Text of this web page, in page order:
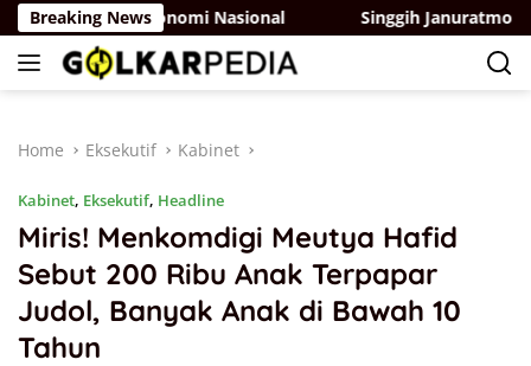
Skip
to
content
Breaking News
Ekonomi Nasional Singgih Januratmoko
Home Eksekutif Kabinet
Kabinet, Eksekutif, Headline
Miris! Menkomdigi Meutya Hafid
Sebut 200 Ribu Anak Terpapar
Judol, Banyak Anak di Bawah 10
Tahun